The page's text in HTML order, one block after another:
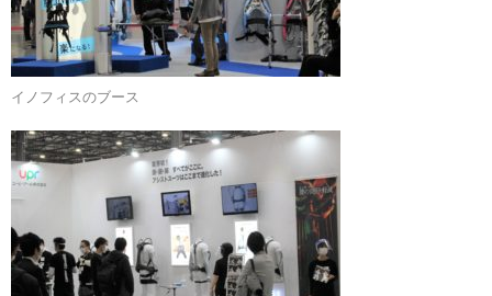
イノフィスのブース